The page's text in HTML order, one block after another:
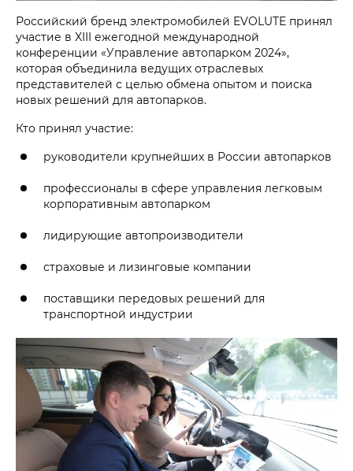
Российский бренд электромобилей EVOLUTE принял
участие в XIII ежегодной международной
конференции «Управление автопарком 2024»,
которая объединила ведущих отраслевых
представителей с целью обмена опытом и поиска
новых решений для автопарков.
Кто принял участие:
руководители крупнейших в России автопарков
профессионалы в сфере управления легковым
корпоративным автопарком
лидирующие автопроизводители
страховые и лизинговые компании
поставщики передовых решений для
транспортной индустрии